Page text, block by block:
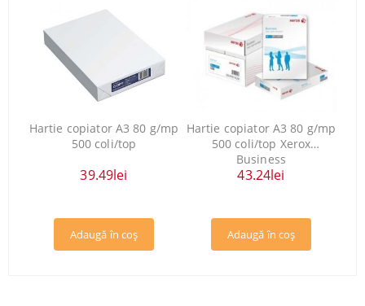
Hartie copiator A3 80 g/mp
500 coli/top
39.49lei
Hartie copiator A3 80 g/mp
500 coli/top Xerox
Business
43.24lei